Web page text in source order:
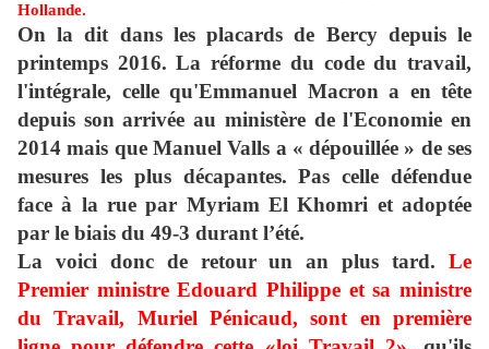
Hollande.
On la dit dans les placards de Bercy depuis le
printemps 2016. La réforme du code du travail,
l'intégrale, celle qu'Emmanuel Macron a en tête
depuis son arrivée au ministère de l'Economie en
2014 mais que Manuel Valls a « dépouillée » de ses
mesures les plus décapantes. Pas celle défendue
face à la rue par Myriam El Khomri et adoptée
par le biais du 49-3 durant l’été.
La voici donc de retour un an plus tard. Le
Premier ministre Edouard Philippe et sa ministre
du Travail, Muriel Pénicaud, sont en première